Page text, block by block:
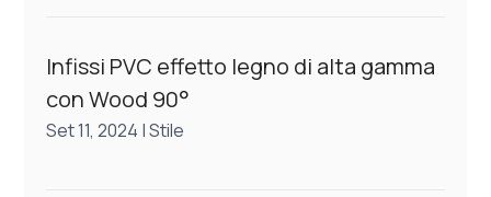
Infissi PVC effetto legno di alta gamma
con Wood 90°
Set 11, 2024 |Stile